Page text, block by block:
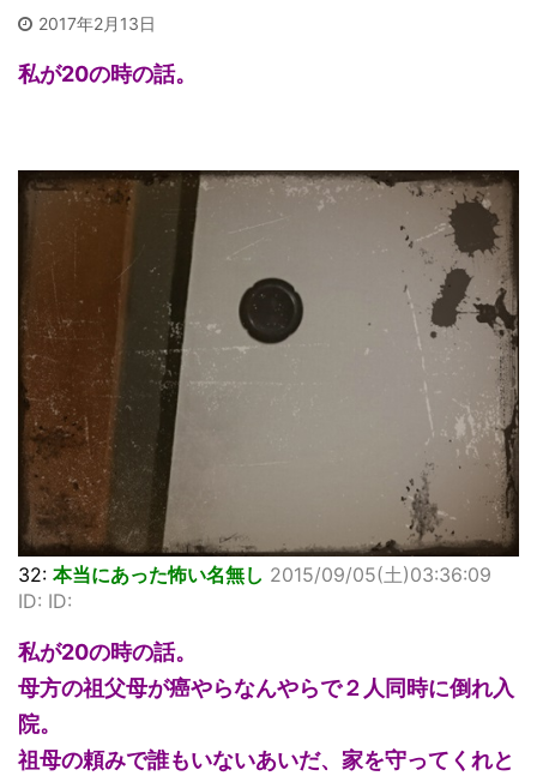
2017年2月13日
私が20の時の話。
32: 本当にあった怖い名無し 2015/09/05(土)03:36:09
ID: ID:
私が20の時の話。
母方の祖父母が癌やらなんやらで２人同時に倒れ入
院。
祖母の頼みで誰もいないあいだ、家を守ってくれと